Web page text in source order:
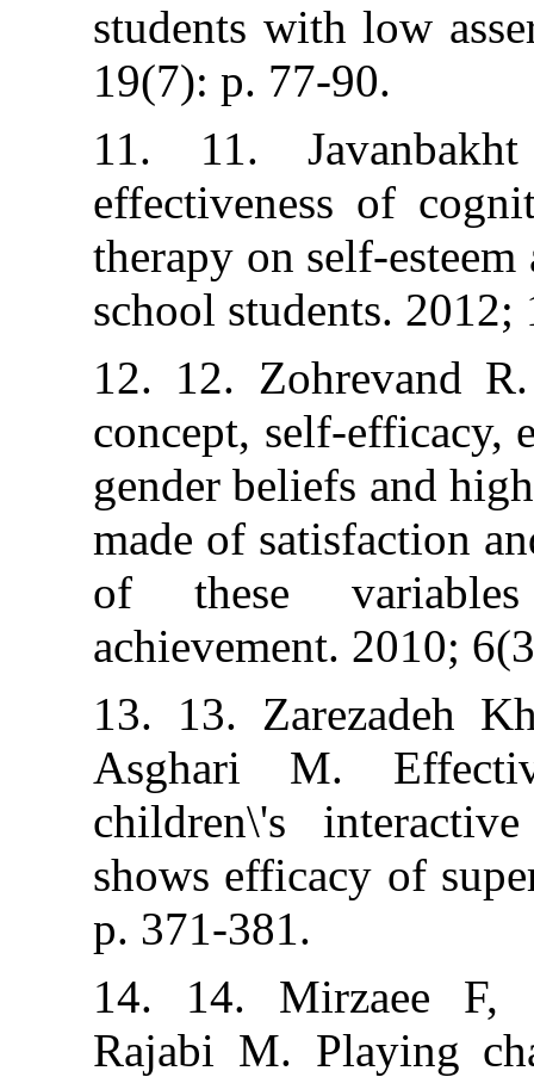
students with
19(7): p. 77-90.
11. 11.
effectiveness
therapy on
school
12. 12.
concept, self-
gender beliefs
made of
of these
achievement.
13. 13.
Asghari M.
children\'s
shows efficacy
p. 371-381.
14. 14.
Rajabi M.